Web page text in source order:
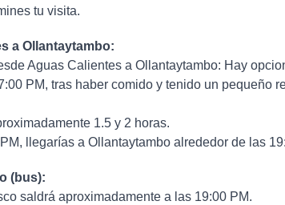
tu visita.
a Ollantaytambo:
Aguas Calientes a Ollantaytambo: Hay
PM, tras haber comido y tenido un pequeño
1.5 y 2 horas.
llegarías a Ollantaytambo alrededor de las
(bus):
saldrá aproximadamente a las 19:00 PM.